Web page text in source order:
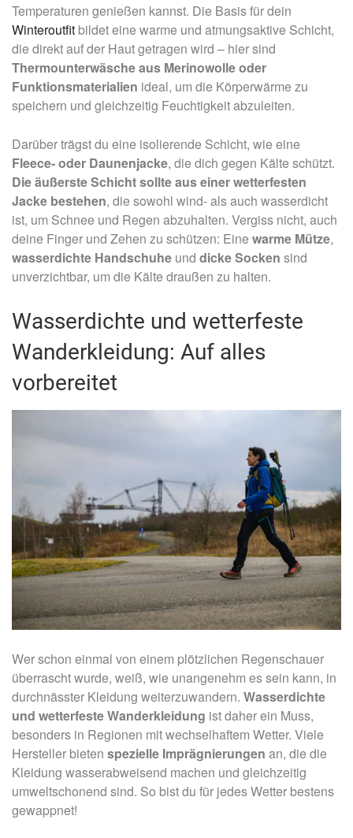
Temperaturen genießen kannst. Die Basis für dein
Winteroutfit bildet eine warme und atmungsaktive Schicht,
die direkt auf der Haut getragen wird – hier sind
Thermounterwäsche aus Merinowolle oder
Funktionsmaterialien ideal, um die Körperwärme zu
speichern und gleichzeitig Feuchtigkeit abzuleiten.
Darüber trägst du eine isolierende Schicht, wie eine
Fleece- oder Daunenjacke, die dich gegen Kälte schützt.
Die äußerste Schicht sollte aus einer wetterfesten
Jacke bestehen, die sowohl wind- als auch wasserdicht
ist, um Schnee und Regen abzuhalten. Vergiss nicht, auch
deine Finger und Zehen zu schützen: Eine warme Mütze,
wasserdichte Handschuhe und dicke Socken sind
unverzichtbar, um die Kälte draußen zu halten.
Wasserdichte und wetterfeste
Wanderkleidung: Auf alles
vorbereitet
Wer schon einmal von einem plötzlichen Regenschauer
überrascht wurde, weiß, wie unangenehm es sein kann, in
durchnässter Kleidung weiterzuwandern. Wasserdichte
und wetterfeste Wanderkleidung ist daher ein Muss,
besonders in Regionen mit wechselhaftem Wetter. Viele
Hersteller bieten spezielle Imprägnierungen an, die die
Kleidung wasserabweisend machen und gleichzeitig
umweltschonend sind. So bist du für jedes Wetter bestens
gewappnet!